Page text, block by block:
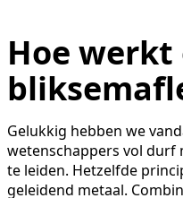
Hoe werkt
Gelukkig hebben we
wetenschappers vol durf
te leiden. Hetzelfde
geleidend metaal.